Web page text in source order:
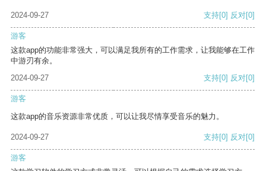
2024-09-27 支持[0] 反对[0]
游客
这款app的功能非常强大，可以满足我所有的工作需求，让我能够在工作
中游刃有余。
2024-09-27
支持[0] 反对[0]
游客
这款app的音乐资源非常优质，可以让我尽情享受音乐的魅力。
2024-09-27 支持[0] 反对[0]
游客